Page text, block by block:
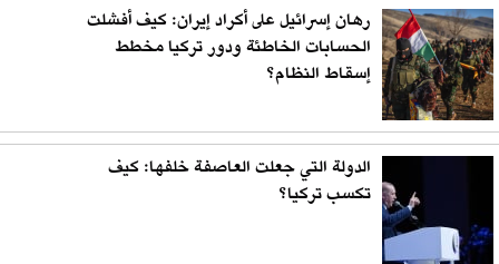
رهان إسرائيل على أكراد إيران: كيف أفشلت
الحسابات الخاطئة ودور تركيا مخطط
إسقاط النظام؟
الدولة التي جعلت العاصفة خلفها: كيف
تكسب تركيا؟